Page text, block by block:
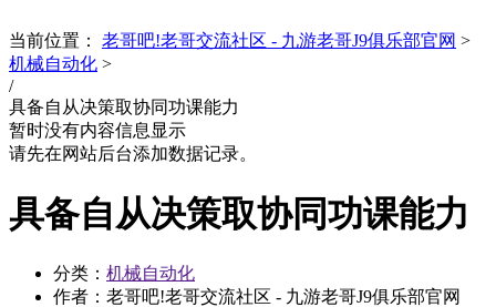
当前位置： 老哥吧!老哥交流社区 - 九游老哥J9俱乐部官网 >
机械自动化 >
/
具备自从决策取协同功课能力
暂时没有内容信息显示
请先在网站后台添加数据记录。
具备自从决策取协同功课能力
分类： 机械自动化
作者：老哥吧!老哥交流社区 - 九游老哥J9俱乐部官网